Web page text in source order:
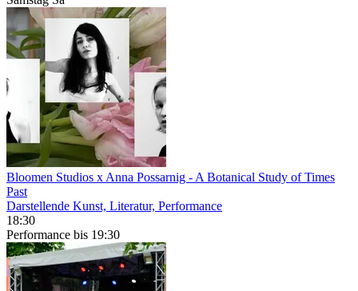
Bloomen Studios x Anna Possarnig - A Botanical Study of Times
Past
Darstellende Kunst, Literatur, Performance
18:30
Performance bis 19:30